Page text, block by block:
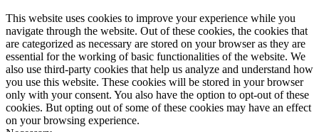
This website uses cookies to improve your experience while you
navigate through the website. Out of these cookies, the cookies that
are categorized as necessary are stored on your browser as they are
essential for the working of basic functionalities of the website. We
also use third-party cookies that help us analyze and understand how
you use this website. These cookies will be stored in your browser
only with your consent. You also have the option to opt-out of these
cookies. But opting out of some of these cookies may have an effect
on your browsing experience.